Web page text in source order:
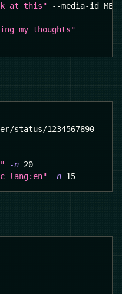
at this" --media-id
my thoughts"
status/1234567890
-n 20
lang:en" -n 15